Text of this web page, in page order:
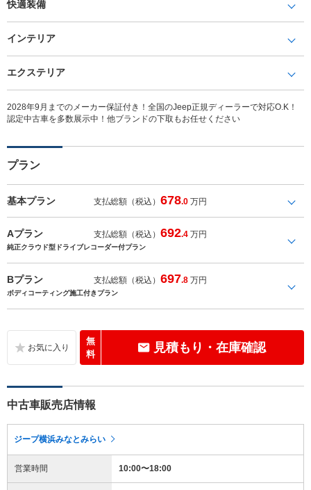
快適装備
インテリア
エクステリア
2028年9月までのメーカー保証付き！全国のJeep正規ディーラーで対応O.K！
認定中古車を多数展示中！他ブランドの下取もお任せください
プラン
基本プラン 支払総額（税込）678.0 万円
Aプラン 支払総額（税込）692.4 万円
純正クラウド型ドライブレコーダー付プラン
Bプラン 支払総額（税込）697.8 万円
ボディコーティング施工付きプラン
無
料
見積もり・在庫確認
中古車販売店情報
ジープ横浜みなとみらい
営業時間 10:00〜18:00